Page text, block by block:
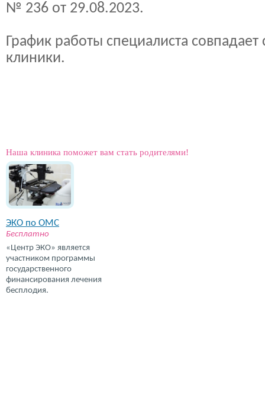
№ 236 от 29.08.2023.
График работы специалиста
клиники.
Наша клиника поможет вам стать родителями!
ЭКО по ОМС
Бесплатно
«Центр ЭКО» является
участником программы
государственного
финансирования лечения
бесплодия.